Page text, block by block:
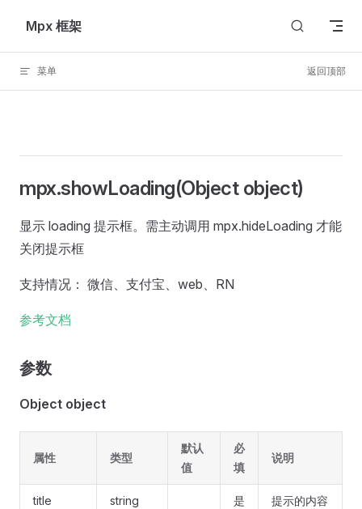
Skip to content
Mpx 框架
菜单 返回顶部
mpx.showLoading(Object object)
显示 loading 提示框。需主动调用 mpx.hideLoading 才能
关闭提示框
支持情况： 微信、支付宝、web、RN
参考文档
参数
Object object
属性 类型
默认
值
必
填
说明
title string 是 提示的内容